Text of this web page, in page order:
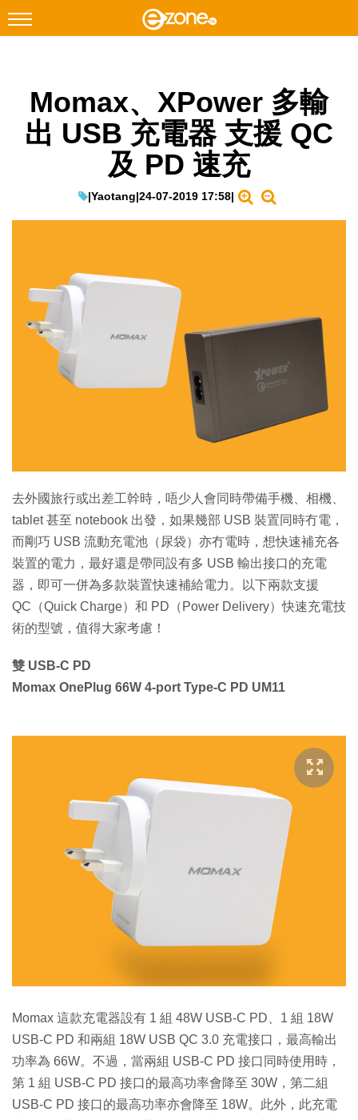
Facebook Instagram
科技焦點
教學評測
IT Times
生成式AI與雲端應用
Enterprise Digital Transformation
Momax、XPower 多輸
出 USB 充電器 支援 QC
及 PD 速充
|Yaotang|24-07-2019 17:58|
去外國旅行或出差工幹時，唔少人會同時帶備手機、相機、
tablet 甚至 notebook 出發，如果幾部 USB 裝置同時冇電，
而剛巧 USB 流動充電池（尿袋）亦冇電時，想快速補充各
裝置的電力，最好還是帶同設有多 USB 輸出接口的充電
器，即可一併為多款裝置快速補給電力。以下兩款支援
QC（Quick Charge）和 PD（Power Delivery）快速充電技
術的型號，值得大家考慮！
雙 USB-C PD
Momax OnePlug 66W 4-port Type-C PD UM11
Momax 這款充電器設有 1 組 48W USB-C PD、1 組 18W
USB-C PD 和兩組 18W USB QC 3.0 充電接口，最高輸出
功率為 66W。不過，當兩組 USB-C PD 接口同時使用時，
第 1 組 USB-C PD 接口的最高功率會降至 30W，第二組
USB-C PD 接口的最高功率亦會降至 18W。此外，此充電